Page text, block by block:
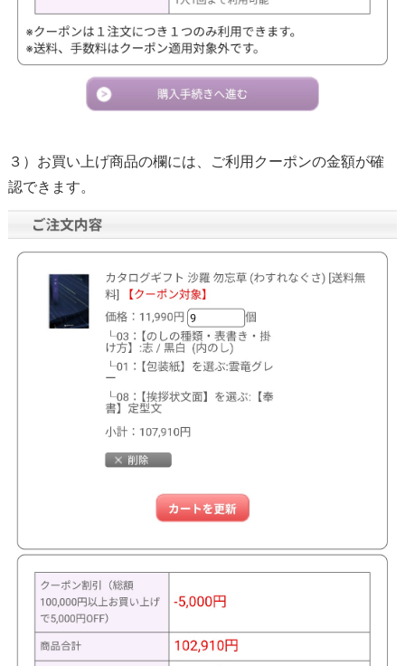
３）お買い上げ商品の欄には、ご利用クーポンの金額が確
認できます。